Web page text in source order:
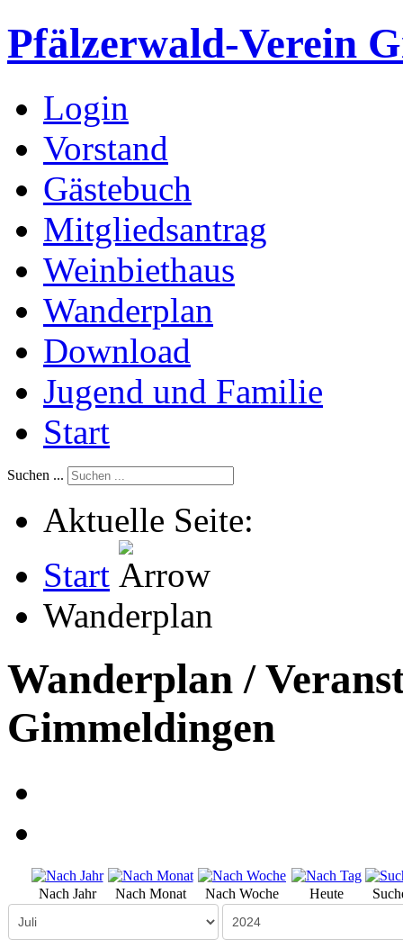
Pfälzerwald-Verein
Login
Vorstand
Gästebuch
Mitgliedsantrag
Weinbiethaus
Wanderplan
Download
Jugend und Familie
Start
Suchen ...
Aktuelle Seite:
Start
Wanderplan
Wanderplan /
Gimmeldingen
Nach Jahr Nach Monat Nach Woche Heute